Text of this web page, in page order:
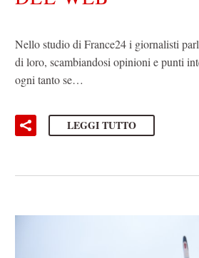
Nello studio di France24 i giornalisti
di loro, scambiandosi opinioni e punti
ogni tanto se…
LEGGI TUTTO